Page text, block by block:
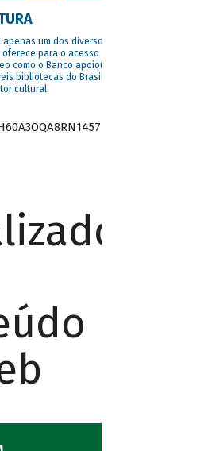
um dos diversos
para o acesso à
como o Banco apoiou
bibliotecas do Brasil e
cultural.